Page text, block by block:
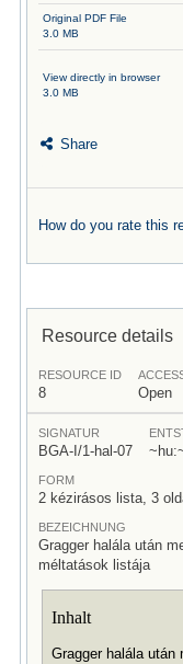
Original PDF File
3.0 MB
View directly in browser
3.0 MB
Share
How do you rate this
Resource details
RESOURCE ID
8 Open
SIGNATUR
BGA-I/1-hal-07
FORM
2 kézirásos lista, 3
BEZEICHNUNG
Gragger halála után
méltatások listája
Inhalt
Gragger halála